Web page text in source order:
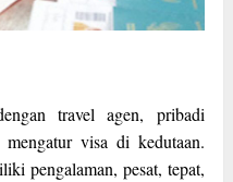
travel agen, pribadi
visa di kedutaan.
pengalaman, pesat, tepat,